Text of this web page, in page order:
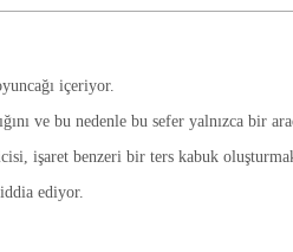
içeriyor.
ve bu nedenle bu sefer yalnızca bir
işaret benzeri bir ters kabuk
ediyor.